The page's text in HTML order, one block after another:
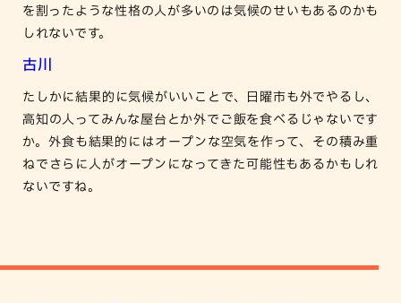
を割ったような性格の人が多いのは気候のせいもあるのかも
しれないです。
古川
たしかに結果的に気候がいいことで、日曜市も外でやるし、
高知の人ってみんな屋台とか外でご飯を食べるじゃないです
か。外食も結果的にはオープンな空気を作って、その積み重
ねでさらに人がオープンになってきた可能性もあるかもしれ
ないですね。